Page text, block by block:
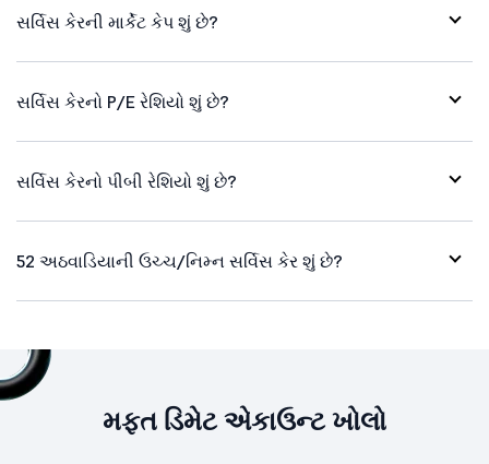
સર્વિસ કેરની માર્કેટ કેપ શું છે?
સર્વિસ કેરનો P/E રેશિયો શું છે?
સર્વિસ કેરનો પીબી રેશિયો શું છે?
52 અઠવાડિયાની ઉચ્ચ/નિમ્ન સર્વિસ કેર શું છે?
મફત ડિમેટ એકાઉન્ટ ખોલો